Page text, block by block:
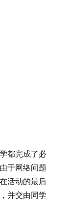
都完成了必
于网络问题
活动的最后
并交由同学